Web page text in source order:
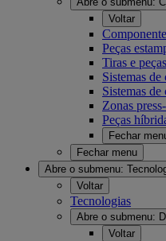
Voltar
Peças
Tiras e
Sistemas
Sistemas
Zonas
Peças
Fechar
Fechar menu
Abre o submenu:
Voltar
Tecnologias
Abre o submenu:
Voltar